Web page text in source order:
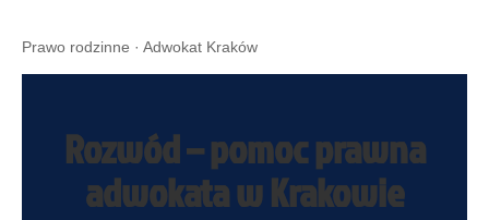
Prawo rodzinne · Adwokat Kraków
Rozwód – pomoc prawna
adwokata w Krakowie